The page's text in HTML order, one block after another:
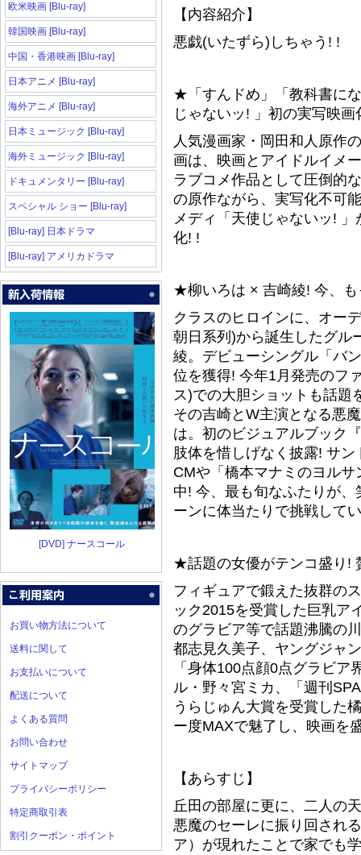
欧米映画 [Blu-ray]
韓国映画 [Blu-ray]
中国・香港映画 [Blu-ray]
日本アニメ [Blu-ray]
海外アニメ [Blu-ray]
日本ミュージック [Blu-ray]
海外ミュージック [Blu-ray]
ドキュメンタリー [Blu-ray]
スペシャル ショー [Blu-ray]
[Blu-ray] 日本ドラマ
[Blu-ray] アメリカドラマ
[DVD] ナースコール
お買い物方法について
送料に関して
お支払いについて
配送について
よくある質問
お問い合わせ
サイトマップ
プライバシーポリシー
特定商取引表
割引クーポン・ポイント
【内容紹介】
悪戯(いたずら)しちゃう! !
★「すんドめ」「教科書に
じゃないッ! 」初の実写映画
人気漫画家・岡田和人原作
画は、映画とアイドルイメ
ラブコメ作品として圧倒的
の原作ながら、実写化不可
メディ「天使じゃないッ!
化! !
★柳いろは × 吉崎綾! 今、
クラスのヒロインに、オー
朝日系列)から誕生したグル
綾。デビューシングル「バ
位を獲得! 今年1月発売のフ
ス)での大胆ショットも話題
その吉崎とW主演となる悪
は。初のビジュアルブック
肢体を惜しげなく披露! サ
CMや「橋本マナミのヨル
中! 今、最も旬なふたりが
ーンに体当たりで挑戦して
★話題の女優がテンコ盛り!
フィギュアで鍛えた抜群の
ック2015を受賞した巨乳ア
のグラビア等で話題沸騰の
都志見久美子、ヤングジャ
「身体100点顔0点グラビ
ル・野々宮ミカ、「週刊
うらじゅん大賞を受賞した
ー度MAXで魅了し、映画を
【あらすじ】
丘田の部屋に更に、二人の
悪魔のセーレに振り回され
ア）が現れたことで家でも